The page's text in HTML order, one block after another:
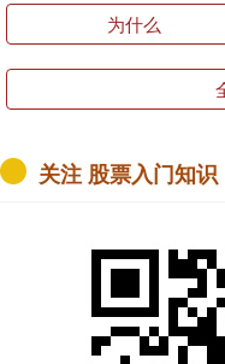
为什么
关注 股票入门知识